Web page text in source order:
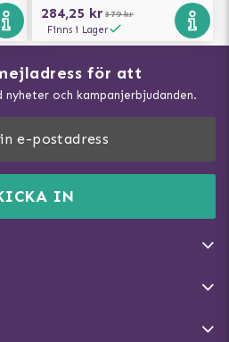
284,25 kr 379 kr
Finns i Lager
för att
och kampanjerbjudanden.
IN